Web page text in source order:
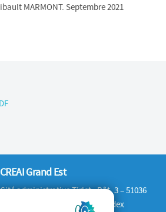
MARMONT. Septembre 2021
CREAI Grand Est
Cité administrative Tirlet : Bât. 3 – 51036
CHALONS-EN-CHAMPAGNE Cedex